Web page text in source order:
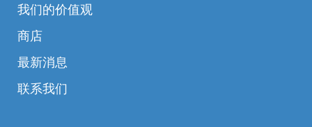
我们的价值观
商店
最新消息
联系我们